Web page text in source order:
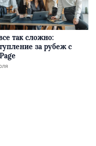
так сложно:
за рубеж с